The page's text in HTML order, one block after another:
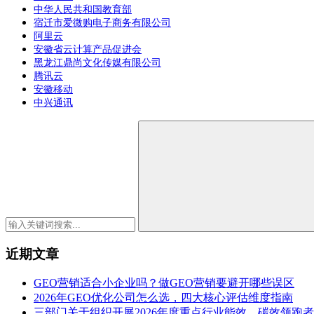
中华人民共和国教育部
宿迁市爱微购电子商务有限公司
阿里云
安徽省云计算产品促进会
黑龙江鼎尚文化传媒有限公司
腾讯云
安徽移动
中兴通讯
近期文章
GEO营销适合小企业吗？做GEO营销要避开哪些误区
2026年GEO优化公司怎么选，四大核心评估维度指南